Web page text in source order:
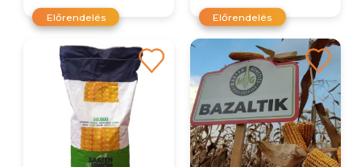
Előrendelés Előrendelés